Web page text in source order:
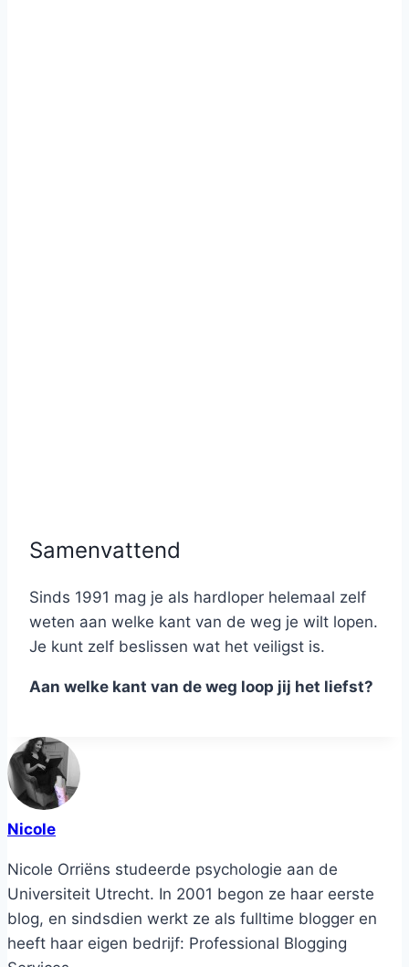
Samenvattend
Sinds 1991 mag je als hardloper helemaal zelf
weten aan welke kant van de weg je wilt lopen.
Je kunt zelf beslissen wat het veiligst is.
Aan welke kant van de weg loop jij het liefst?
Nicole
Nicole Orriëns studeerde psychologie aan de
Universiteit Utrecht. In 2001 begon ze haar eerste
blog, en sindsdien werkt ze als fulltime blogger en
heeft haar eigen bedrijf: Professional Blogging